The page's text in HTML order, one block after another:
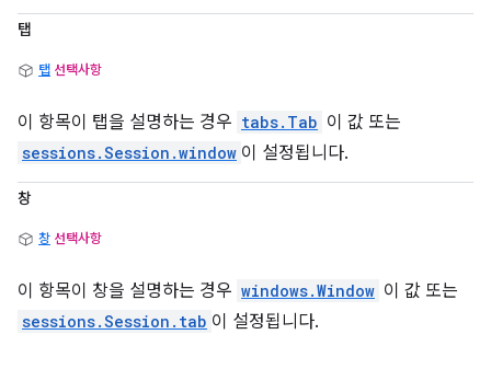
탭
탭 선택사항
이 항목이 탭을 설명하는 경우 tabs.Tab 이 값 또는
sessions.Session.window 이 설정됩니다.
창
창 선택사항
이 항목이 창을 설명하는 경우 windows.Window 이 값 또는
sessions.Session.tab 이 설정됩니다.